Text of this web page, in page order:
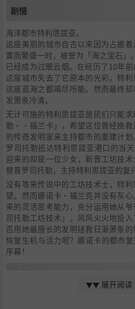
剧情
海洋都市特利思提亚。
这座美丽的城市自古以来因为占据
置而繁盛一时，被誉为「海之宝石」
已经成为过眼云烟。在经历了10年前
这座城市失去了它原本的光彩。特
这座蓝海之都竭尽所能。然而最终
发萧条冷清。
无计可施的特利思提亚居民们只能
勒・·福兰卡」，希望这位曾经挽
的传奇发明家来主持都市的重建计
罗司托勒抵达特利思提亚港口的当
迎来的却是一位少女，新晋工坊技
替普罗司托勒，主持特利思提亚的复
没有等来传说中的工坊技术士，特
望。然而娜诺卡・福兰克并没有灰
来的灵活思考能力，充分运用她从
司托勒工坊技术」，风风火火地投
否用她最擅长的发明拯救日渐萧条
恢复生机与活力呢？娜诺卡的都市
序幕！
游戏流程
▼▼ 展开阅读